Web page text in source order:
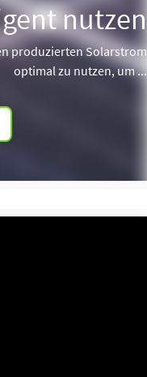
nutzen
produzierten Solarstrom
optimal zu nutzen, um ...